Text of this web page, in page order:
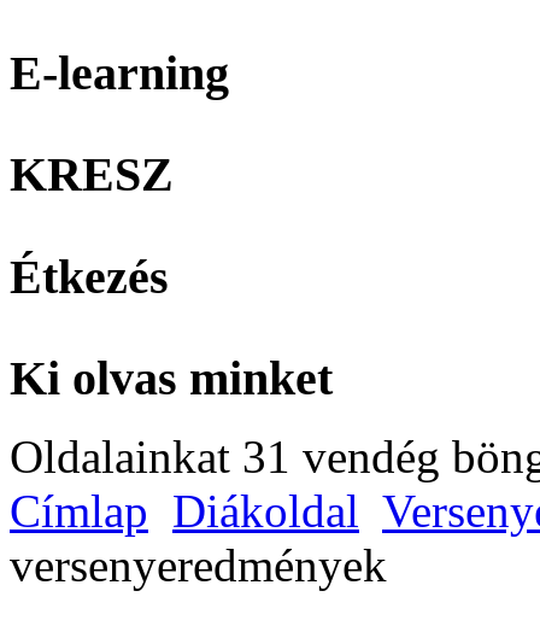
E-learning
KRESZ
Étkezés
Ki olvas minket
Oldalainkat 31 vendég
Címlap Diákoldal
versenyeredmények